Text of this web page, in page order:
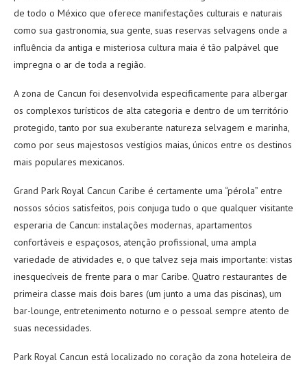
de todo o México que oferece manifestações culturais e naturais
como sua gastronomia, sua gente, suas reservas selvagens onde a
influência da antiga e misteriosa cultura maia é tão palpável que
impregna o ar de toda a região.
A zona de Cancun foi desenvolvida especificamente para albergar
os complexos turísticos de alta categoria e dentro de um território
protegido, tanto por sua exuberante natureza selvagem e marinha,
como por seus majestosos vestígios maias, únicos entre os destinos
mais populares mexicanos.
Grand Park Royal Cancun Caribe é certamente uma “pérola” entre
nossos sócios satisfeitos, pois conjuga tudo o que qualquer visitante
esperaria de Cancun: instalações modernas, apartamentos
confortáveis e espaçosos, atenção profissional, uma ampla
variedade de atividades e, o que talvez seja mais importante: vistas
inesquecíveis de frente para o mar Caribe. Quatro restaurantes de
primeira classe mais dois bares (um junto a uma das piscinas), um
bar-lounge, entretenimento noturno e o pessoal sempre atento de
suas necessidades.
Park Royal Cancun está localizado no coração da zona hoteleira de